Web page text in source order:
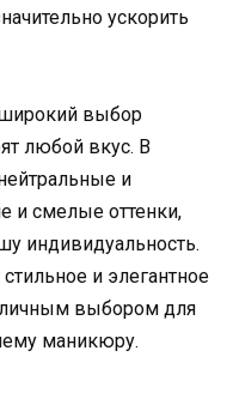
ускорить
выбор
любой вкус. В
и
и смелые оттенки,
индивидуальность.
и элегантное
выбором для
маникюру.